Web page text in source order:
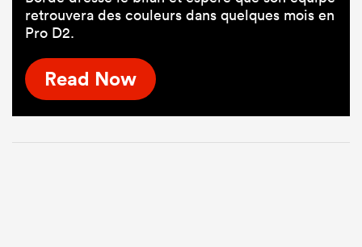
retrouvera des couleurs dans quelques mois en
Pro D2.
Read Now